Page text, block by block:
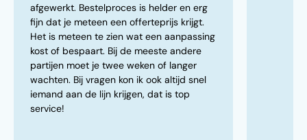
afgewerkt. Bestelproces is helder en erg
fijn dat je meteen een offerteprijs krijgt.
Het is meteen te zien wat een aanpassing
kost of bespaart. Bij de meeste andere
partijen moet je twee weken of langer
wachten. Bij vragen kon ik ook altijd snel
iemand aan de lijn krijgen, dat is top
service!